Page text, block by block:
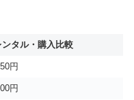
タル・購入比較
円
円